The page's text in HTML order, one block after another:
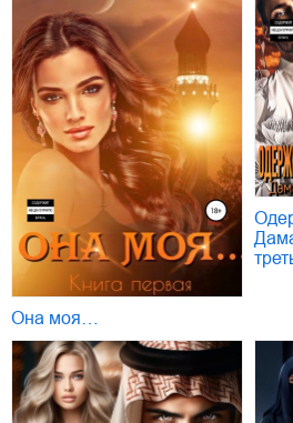
Она моя…